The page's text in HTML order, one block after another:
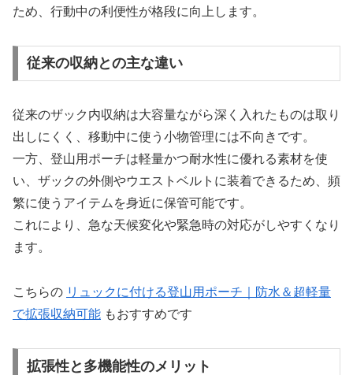
ため、行動中の利便性が格段に向上します。
従来の収納との主な違い
従来のザック内収納は大容量ながら深く入れたものは取り
出しにくく、移動中に使う小物管理には不向きです。
一方、登山用ポーチは軽量かつ耐水性に優れる素材を使
い、ザックの外側やウエストベルトに装着できるため、頻
繁に使うアイテムを身近に保管可能です。
これにより、急な天候変化や緊急時の対応がしやすくなり
ます。
こちらの リュックに付ける登山用ポーチ｜防水＆超軽量
で拡張収納可能 もおすすめです
拡張性と多機能性のメリット